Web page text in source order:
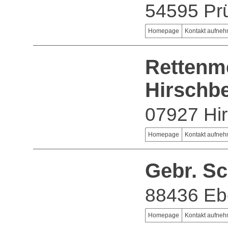
54595
Homepage Kontakt
07927
Homepage Kontakt
Gebr.
88436
Homepage Kontakt